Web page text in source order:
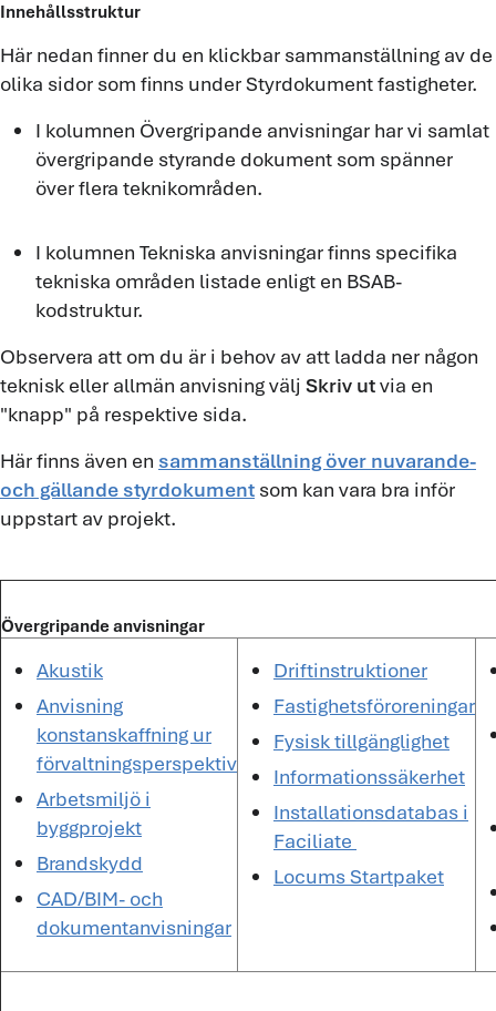
Innehållsstruktur
Här nedan finner du en klickbar sammanställning av de
olika sidor som finns under Styrdokument fastigheter.
I kolumnen Övergripande anvisningar har vi samlat
övergripande styrande dokument som spänner
över flera teknikområden.
I kolumnen Tekniska anvisningar finns specifika
tekniska områden listade enligt en BSAB-
kodstruktur.
Observera att om du är i behov av att ladda ner någon
teknisk eller allmän anvisning välj Skriv utvia en
"knapp" på respektive sida.
Här finns även en sammanställning över nuvarande-
och gällande styrdokument som kan vara bra inför
uppstart av projekt.
Övergripande anvisningar
Akustik
Anvisning
konstanskaffning ur
förvaltningsperspektiv
Arbetsmiljö i
byggprojekt
Brandskydd
CAD/BIM- och
dokumentanvisningar
Driftinstruktioner
Fastighetsföroreningar
Fysisk tillgänglighet
Informationssäkerhet
Installationsdatabas i
Faciliate
Locums Startpaket